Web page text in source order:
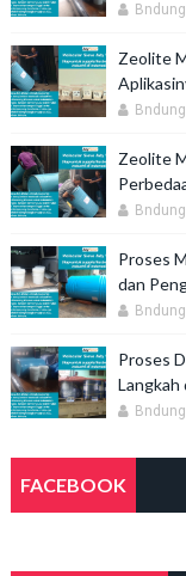
Zeolite
Zeolite
Proses
dan
Proses
Langkah
FACEBOOK